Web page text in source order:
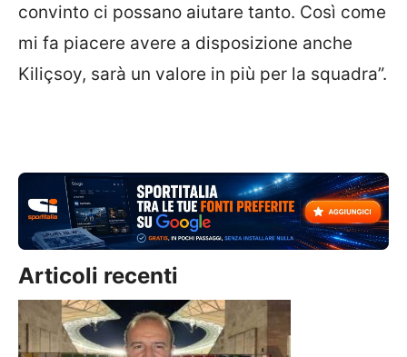
convinto ci possano aiutare tanto. Così come
mi fa piacere avere a disposizione anche
Kiliçsoy, sarà un valore in più per la squadra”.
Articoli recenti